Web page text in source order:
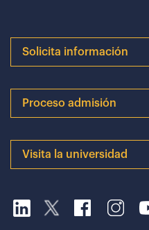
Solicita información
Proceso admisión
Visita la universidad